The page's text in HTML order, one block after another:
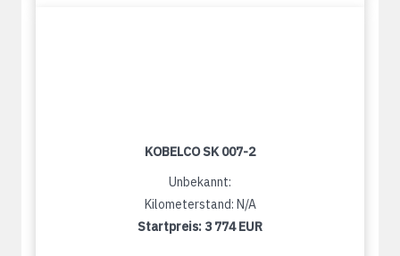
KOBELCO SK 007-2
Unbekannt:
Kilometerstand: N/A
Startpreis: 3 774 EUR